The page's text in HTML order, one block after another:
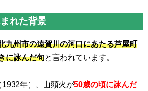
れた背景
九州市の遠賀川の河口にあたる芦屋町
に詠んだ句と言われています。
1932年）、山頭火が50歳の頃に詠んだ